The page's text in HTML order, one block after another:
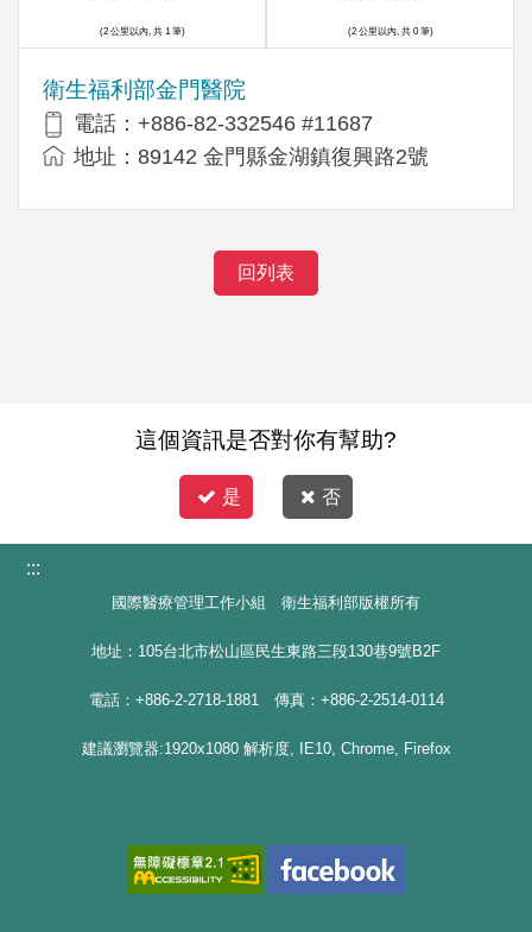
衛生福利部金門醫院
電話：+886-82-332546 #11687
地址：89142 金門縣金湖鎮復興路2號
(2 公里以內, 共 1 筆) (2 公里以內, 共 0 筆)
回列表
這個資訊是否對你有幫助?
是 否
:::
國際醫療管理工作小組 衛生福利部版權所有
地址：105台北市松山區民生東路三段130巷9號B2F
電話：+886-2-2718-1881 傳真：+886-2-2514-0114
建議瀏覽器:1920x1080 解析度, IE10, Chrome, Firefox